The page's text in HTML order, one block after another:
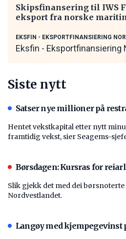
Skipsfinansering til IWS
eksport fra norske
EKSFIN - EKSPORTFINANSIERING
Eksfin - Eksportfinansiering
Siste nytt
Satser nye millioner på
Hentet vekstkapital etter nytt
framtidig vekst, sier Seagems-
Børsdagen: Kursras for
Slik gjekk det med dei børsnoterte
Nordvestlandet.
Langøy med kjempegevinst